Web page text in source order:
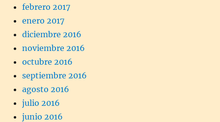
febrero 2017
enero 2017
diciembre 2016
noviembre 2016
octubre 2016
septiembre 2016
agosto 2016
julio 2016
junio 2016